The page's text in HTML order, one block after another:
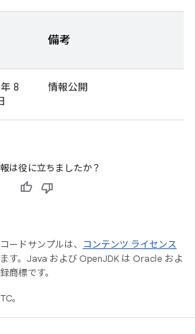
備考
8
情報公開
は役に立ちましたか？
ードサンプルは、
コンテンツ ライセンス
す。Java および OpenJDK は Oracle およ
商標です。
。